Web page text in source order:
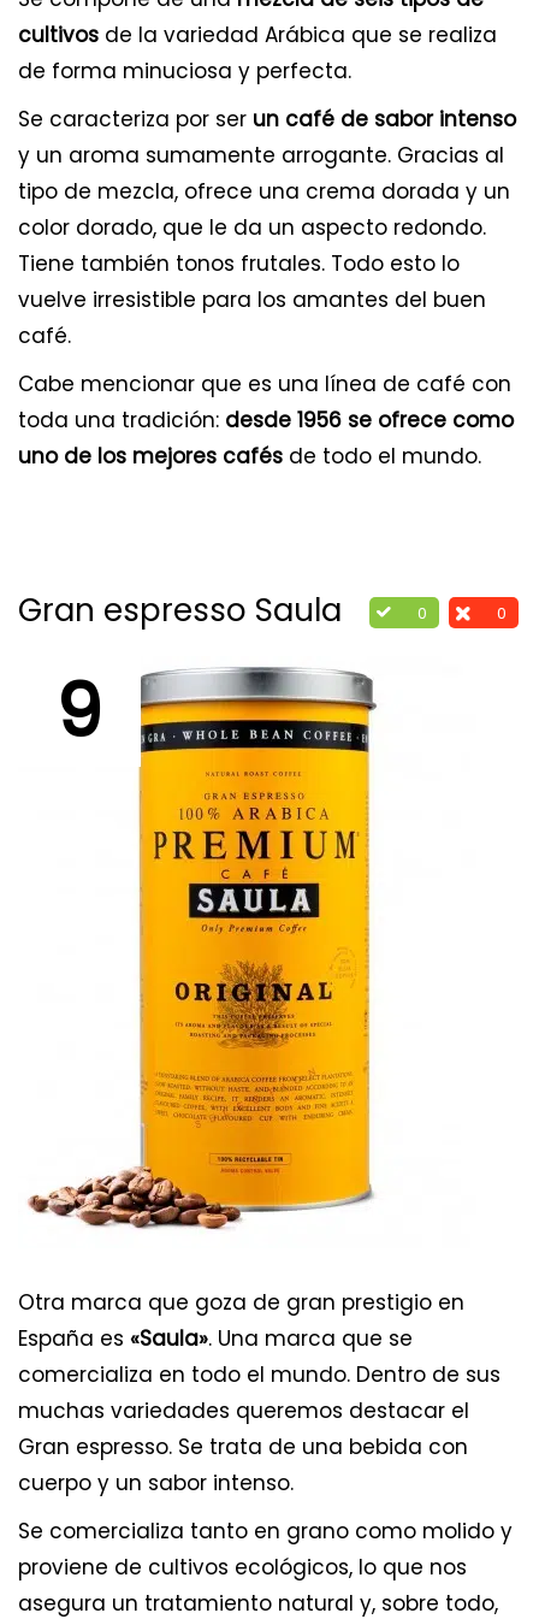
cultivos de la variedad Arábica que se realiza
de forma minuciosa y perfecta.
Se caracteriza por ser un café de sabor intenso
y un aroma sumamente arrogante. Gracias al
tipo de mezcla, ofrece una crema dorada y un
color dorado, que le da un aspecto redondo.
Tiene también tonos frutales. Todo esto lo
vuelve irresistible para los amantes del buen
café.
Cabe mencionar que es una línea de café con
toda una tradición: desde 1956 se ofrece como
uno de los mejores cafés de todo el mundo.
0 0
Gran espresso Saula
9
Otra marca que goza de gran prestigio en
España es «Saula». Una marca que se
comercializa en todo el mundo. Dentro de sus
muchas variedades queremos destacar el
Gran espresso. Se trata de una bebida con
cuerpo y un sabor intenso.
Se comercializa tanto en grano como molido y
proviene de cultivos ecológicos, lo que nos
asegura un tratamiento natural y, sobre todo,